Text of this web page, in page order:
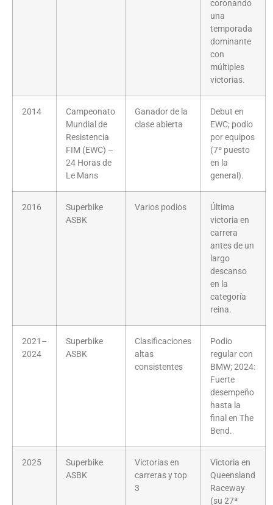
coronando
una
temporada
dominante
con
múltiples
victorias.
2014
Campeonato
Mundial de
Resistencia
FIM (EWC) –
24 Horas de
Le Mans
Ganador de la
clase abierta
Debut en
EWC; podio
por equipos
(7º puesto
en la
general).
2016
Superbike
ASBK
Varios podios
Última
victoria en
carrera
antes de un
largo
descanso
en la
categoría
reina.
2021–
2024
Superbike
ASBK
Clasificaciones
altas
consistentes
Podio
regular con
BMW; 2024:
Fuerte
desempeño
hasta la
final en The
Bend.
2025
Superbike
ASBK
Victorias en
carreras y top
3
Victoria en
Queensland
Raceway
(su 27ª